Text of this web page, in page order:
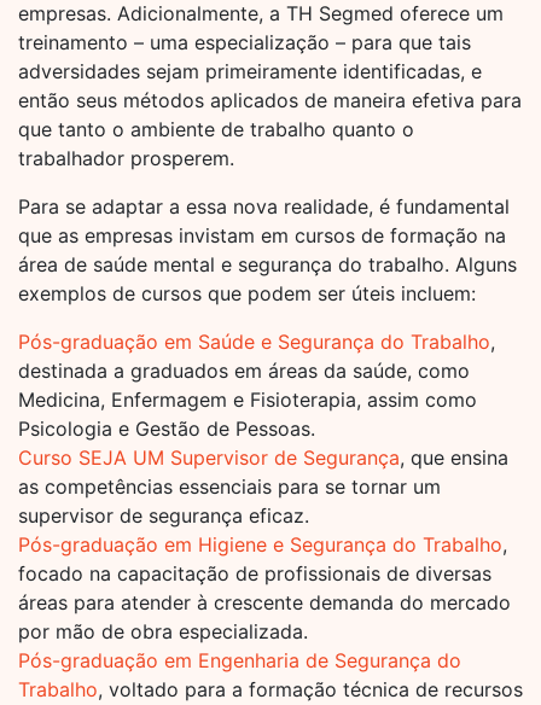
empresas. Adicionalmente, a TH Segmed oferece um
treinamento – uma especialização – para que tais
adversidades sejam primeiramente identificadas, e
então seus métodos aplicados de maneira efetiva para
que tanto o ambiente de trabalho quanto o
trabalhador prosperem.
Para se adaptar a essa nova realidade, é fundamental
que as empresas invistam em cursos de formação na
área de saúde mental e segurança do trabalho. Alguns
exemplos de cursos que podem ser úteis incluem:
Pós-graduação em Saúde e Segurança do Trabalho,
destinada a graduados em áreas da saúde, como
Medicina, Enfermagem e Fisioterapia, assim como
Psicologia e Gestão de Pessoas.
Curso SEJA UM Supervisor de Segurança, que ensina
as competências essenciais para se tornar um
supervisor de segurança eficaz.
Pós-graduação em Higiene e Segurança do Trabalho,
focado na capacitação de profissionais de diversas
áreas para atender à crescente demanda do mercado
por mão de obra especializada.
Pós-graduação em Engenharia de Segurança do
Trabalho, voltado para a formação técnica de recursos